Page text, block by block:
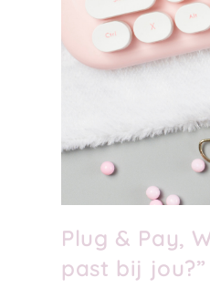
Plug & Pay,
past bij jou?”